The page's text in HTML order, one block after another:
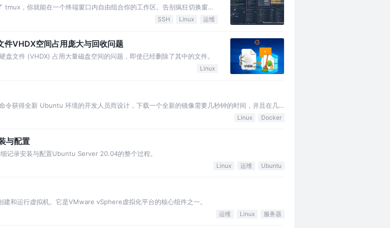
，你就能在一个终端窗口内自由组合你的工作区。告别疯狂切换窗口
SSH Linux 运维
VHDX空间占用庞大与回收问题
文件 (VHDX) 占用大量磁盘空间的问题，即使已经删除了其中的文件。
Linux
获得全新 Ubuntu 环境的开发人员而设计，下载一个全新的镜像需要几秒钟的时间，并且在几
Linux Docker
与配置
记录安装与配置Ubuntu Server 20.04的整个过程。
Linux 运维 Ubuntu
和运行虚拟机。它是VMware vSphere虚拟化平台的核心组件之一。
运维 Linux 服务器